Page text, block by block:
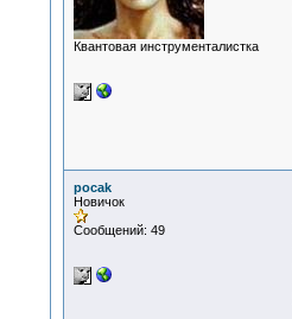
Квантовая инструменталистка
pocak
Новичок
Сообщений: 49